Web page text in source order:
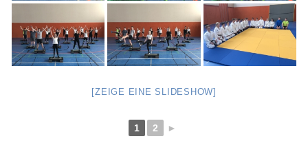
[ZEIGE EINE SLIDESHOW]
1 2 ►